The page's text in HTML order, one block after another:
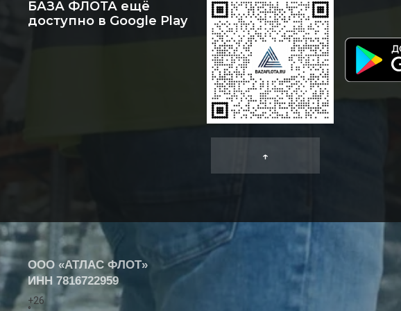
БАЗА ФЛОТА ещё
доступно в Google Play
↑
ООО «АТЛАС ФЛОТ»
ИНН 7816722959
+26